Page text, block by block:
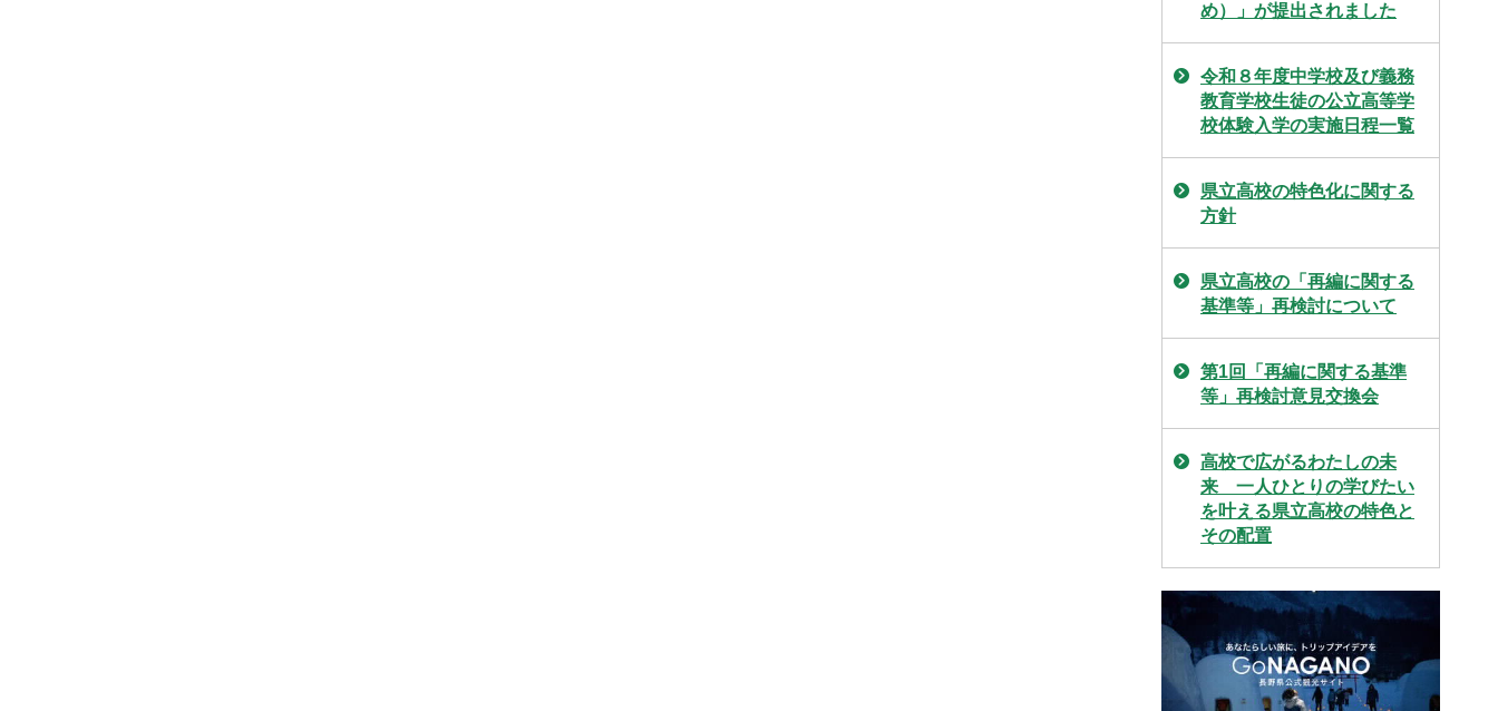
め）」が提出されました
令和８年度中学校及び義務
教育学校生徒の公立高等学
校体験入学の実施日程一覧
県立高校の特色化に関する
方針
県立高校の「再編に関する
基準等」再検討について
第1回「再編に関する基準
等」再検討意見交換会
高校で広がるわたしの未
来 一人ひとりの学びたい
を叶える県立高校の特色と
その配置